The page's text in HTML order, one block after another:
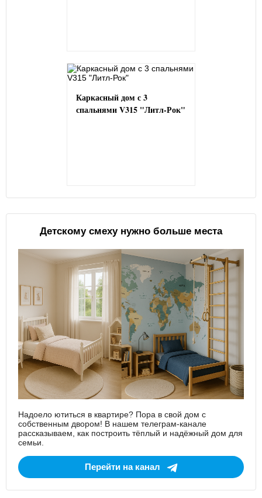
Каркасный дом с 3
спальнями V315 "Литл-Рок"
Детскому смеху нужно больше места
Надоело ютиться в квартире? Пора в свой дом с
собственным двором! В нашем телеграм-канале
рассказываем, как построить тёплый и надёжный дом для
семьи.
Перейти на канал